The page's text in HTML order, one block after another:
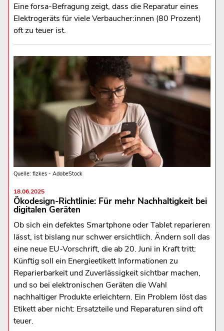
Eine forsa-Befragung zeigt, dass die Reparatur eines
Elektrogeräts für viele Verbaucher:innen (80 Prozent)
oft zu teuer ist.
Quelle: fizkes - AdobeStock
18.06.2025
Ökodesign-Richtlinie: Für mehr Nachhaltigkeit bei
digitalen Geräten
Ob sich ein defektes Smartphone oder Tablet reparieren
lässt, ist bislang nur schwer ersichtlich. Ändern soll das
eine neue EU-Vorschrift, die ab 20. Juni in Kraft tritt:
Künftig soll ein Energieetikett Informationen zu
Reparierbarkeit und Zuverlässigkeit sichtbar machen,
und so bei elektronischen Geräten die Wahl
nachhaltiger Produkte erleichtern. Ein Problem löst das
Etikett aber nicht: Ersatzteile und Reparaturen sind oft
teuer.